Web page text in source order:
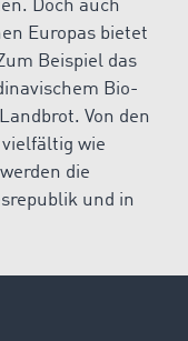
Doch auch
Europas bietet
Beispiel das
Bio-
Von den
wie
die
und in